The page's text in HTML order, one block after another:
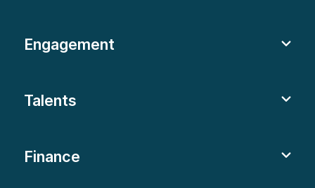
Engagement
Talents
Finance